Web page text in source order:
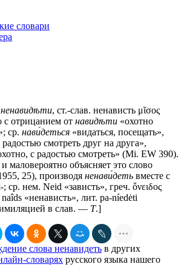
словари
ненавидѣти, ст.-слав. ненависть μῖσος
отрицанием от навидѣти «охотно
ср. нави́деться «видаться, посещать»,
радостью смотреть друг на друга»,
с радостью смотреть» (Мi. ЕW 390).
маловероятно объясняет это слово
25), производя ненави́деть вместе с
ср. нем. Neid «зависть», греч. ὄνειδος
«ненависть», лит. pa-níedėti
в слав. — Т.]
слова ненавидеть в других
словарях русского языка нашего